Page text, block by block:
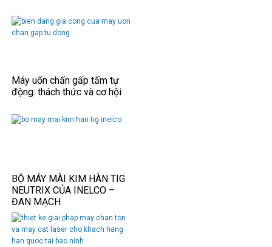
Máy uốn chấn gấp tấm tự
động: thách thức và cơ hội
BỘ MÁY MÀI KIM HÀN TIG
NEUTRIX CỦA INELCO –
ĐAN MẠCH